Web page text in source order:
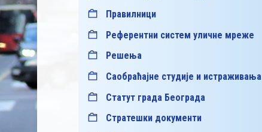
Правилници
Референтни систем уличне мреже
Решења
Саобраћајне студије и истраживања
Статут града Београда
Стратешки документи